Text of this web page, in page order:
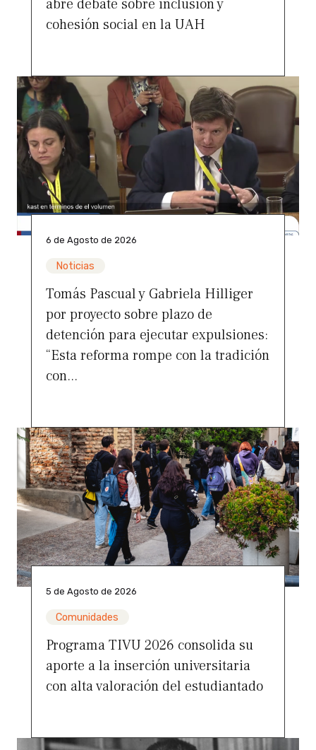
abre debate sobre inclusión y
cohesión social en la UAH
6 de Agosto de 2026
Noticias
Tomás Pascual y Gabriela Hilliger
por proyecto sobre plazo de
detención para ejecutar expulsiones:
“Esta reforma rompe con la tradición
con...
5 de Agosto de 2026
Comunidades
Programa TIVU 2026 consolida su
aporte a la inserción universitaria
con alta valoración del estudiantado